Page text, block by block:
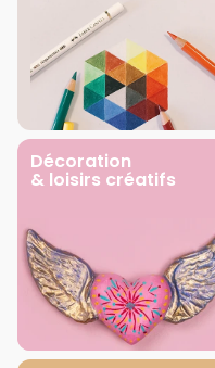
Décoration
& loisirs créatifs